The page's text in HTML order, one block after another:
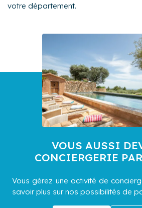
votre département.
VOUS AUSSI
CONCIERGERIE
Vous gérez une activité de
savoir plus sur nos possibilités de